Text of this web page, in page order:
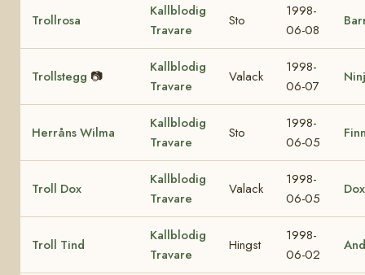
Trollrosa
Kallblodig
Travare
Sto
1998-
06-08
Trollstegg 📷
Kallblodig
Travare
Valack
1998-
06-07
Herråns Wilma
Kallblodig
Travare
Sto
1998-
06-05
Troll Dox
Kallblodig
Travare
Valack
1998-
06-05
Troll Tind
Kallblodig
Travare
Hingst
1998-
06-02